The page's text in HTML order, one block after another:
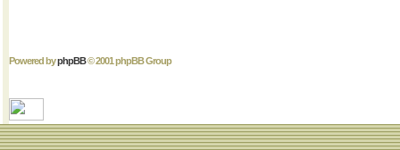
Powered byphpBB© 2001 phpBB Group